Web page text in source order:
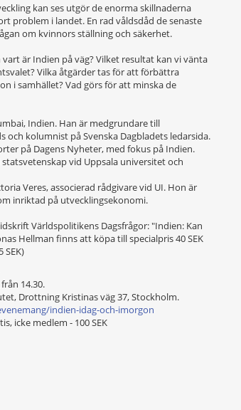
kan ses utgör de enorma skillnaderna
problem i landet. En rad våldsdåd de senaste
om kvinnors ställning och säkerhet.
är Indien på väg? Vilket resultat kan vi vänta
Vilka åtgärder tas för att förbättra
i samhället? Vad görs för att minska de
Indien. Han är medgrundare till
och kolumnist på Svenska Dagbladets ledarsida.
på Dagens Nyheter, med fokus på Indien.
vid Uppsala universitet och
Veres, associerad rådgivare vid UI. Hon är
inriktad på utvecklingsekonomi.
Världspolitikens Dagsfrågor: "Indien: Kan
Hellman finns att köpa till specialpris 40 SEK
SEK)
14.30.
Drottning Kristinas väg 37, Stockholm.
indien-idag-och-imorgon
icke medlem - 100 SEK